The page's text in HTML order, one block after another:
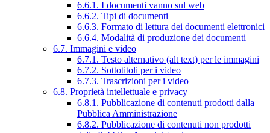
6.6.1. I documenti vanno sul web
6.6.2. Tipi di documenti
6.6.3. Formato di lettura dei documenti elettronici
6.6.4. Modalità di produzione dei documenti
6.7. Immagini e video
6.7.1. Testo alternativo (alt text) per le immagini
6.7.2. Sottotitoli per i video
6.7.3. Trascrizioni per i video
6.8. Proprietà intellettuale e privacy
6.8.1. Pubblicazione di contenuti prodotti dalla
Pubblica Amministrazione
6.8.2. Pubblicazione di contenuti non prodotti